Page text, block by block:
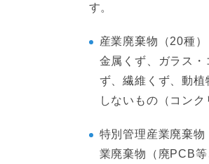
す。
産業廃棄物（20種
金属くず、ガラス・
ず、繊維くず、動
しないもの（コンク
特別管理産業廃棄
業廃棄物（廃PCB